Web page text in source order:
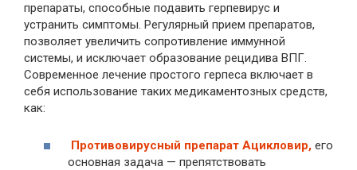
препараты, способные подавить герпевирус и
устранить симптомы. Регулярный прием препаратов,
позволяет увеличить сопротивление иммунной
системы, и исключает образование рецидива ВПГ.
Современное лечение простого герпеса включает в
себя использование таких медикаментозных средств,
как:
Противовирусный препарат Ацикловир, его
основная задача — препятствовать